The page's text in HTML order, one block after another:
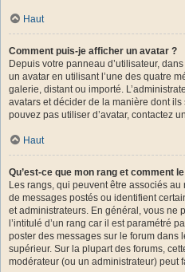
Haut
Comment puis-je afficher un avatar ?
Depuis votre panneau d’utilisateur,
un avatar en utilisant l’une des quatre
galerie, distant ou importé.
avatars et décider de la manière dont
pouvez pas utiliser d’avatar, contactez
Haut
Qu’est-ce que mon rang et comment
Les rangs, qui peuvent être associés
de messages postés ou identifient
et administrateurs. En général, vous ne
l’intitulé d’un rang car il est paramétré
poster des messages sur le forum dans
supérieur. Sur la plupart des forums,
modérateur (ou un administrateur) peut